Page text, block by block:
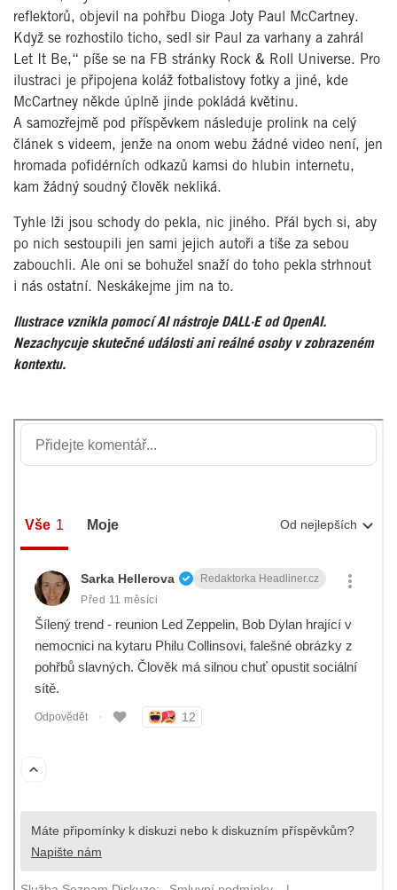
reflektorů, objevil na pohřbu Dioga Joty Paul McCartney.
Když se rozhostilo ticho, sedl sir Paul za varhany a zahrál
Let It Be,“ píše se na FB stránky Rock & Roll Universe. Pro
ilustraci je připojena koláž fotbalistovy fotky a jiné, kde
McCartney někde úplně jinde pokládá květinu.
A samozřejmě pod příspěvkem následuje prolink na celý
článek s videem, jenže na onom webu žádné video není, jen
hromada pofidérních odkazů kamsi do hlubin internetu,
kam žádný soudný člověk nekliká.
Tyhle lži jsou schody do pekla, nic jiného. Přál bych si, aby
po nich sestoupili jen sami jejich autoři a tiše za sebou
zabouchli. Ale oni se bohužel snaží do toho pekla strhnout
i nás ostatní. Neskákejme jim na to.
Ilustrace vznikla pomocí AI nástroje DALL·E od OpenAI.
Nezachycuje skutečné události ani reálné osoby v zobrazeném
kontextu.